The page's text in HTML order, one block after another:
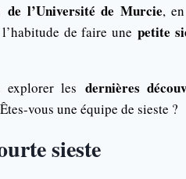
de l’Université de Murcie,
de faire unepetite
explorer les dernières
vous une équipe de sieste ?
sieste